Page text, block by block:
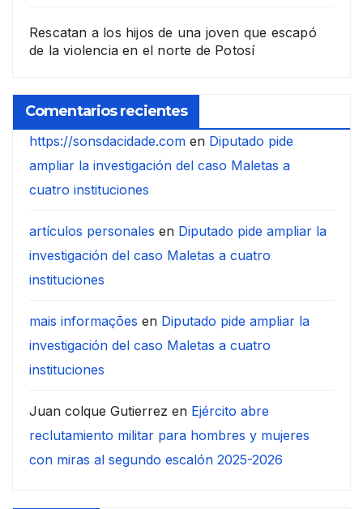
Rescatan a los hijos de una joven que escapó
de la violencia en el norte de Potosí
Comentarios recientes
https://sonsdacidade.com en Diputado pide
ampliar la investigación del caso Maletas a
cuatro instituciones
artículos personales en Diputado pide ampliar la
investigación del caso Maletas a cuatro
instituciones
mais informações en Diputado pide ampliar la
investigación del caso Maletas a cuatro
instituciones
Juan colque Gutierrez en Ejército abre
reclutamiento militar para hombres y mujeres
con miras al segundo escalón 2025-2026